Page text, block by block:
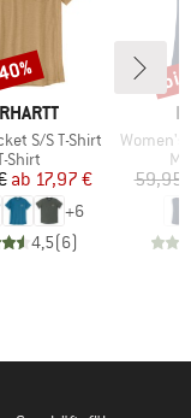
S/S T-Shirt
Shirt
Preis
reduzierter Preis
ab 17,97 €
+6
4,5(6)
Artikel
Women's Loose
59,95